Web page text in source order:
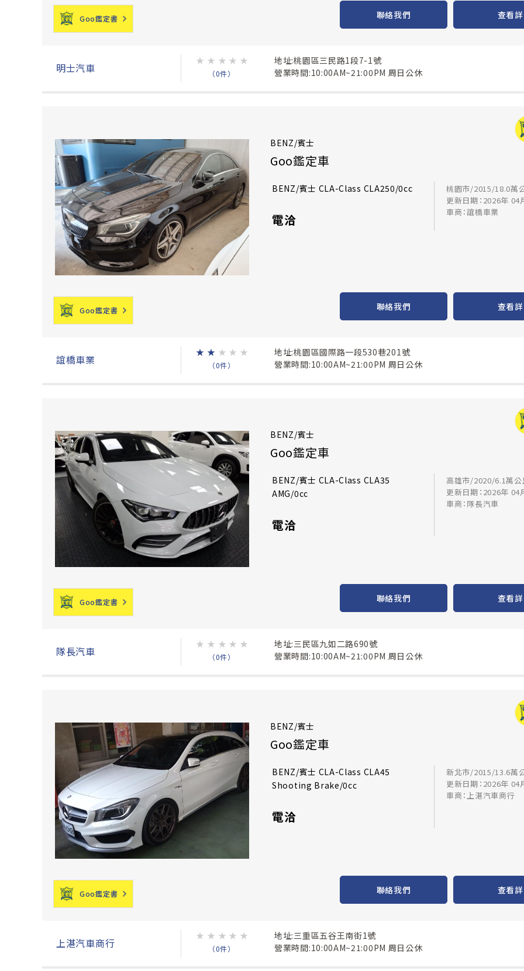
Goo鑑定書 聯絡我們 查看
明士汽車
★ ★ ★ ★ ★
（0件）
地址:桃園區三民路1段7-1號
營業時間:10:00AM~21:00PM 周日公休
BENZ/賓士
Goo鑑定車
BENZ/賓士 CLA-Class CLA250/0cc
電洽
桃園市/2015/18.0萬
更新日期：2026年 04
車商：誼橋車業
Goo鑑定書 聯絡我們 查看
誼橋車業
★ ★ ★ ★ ★
（0件）
地址:桃園區國際路一段530巷201號
營業時間:10:00AM~21:00PM 周日公休
BENZ/賓士
Goo鑑定車
BENZ/賓士 CLA-Class CLA35
AMG/0cc
電洽
高雄市/2020/6.1萬公
更新日期：2026年 04
車商：隊長汽車
Goo鑑定書 聯絡我們 查看
隊長汽車
★ ★ ★ ★ ★
（0件）
地址:三民區九如二路690號
營業時間:10:00AM~21:00PM 周日公休
BENZ/賓士
Goo鑑定車
BENZ/賓士 CLA-Class CLA45
Shooting Brake/0cc
電洽
新北市/2015/13.6萬
更新日期：2026年 04
車商：上湛汽車商行
Goo鑑定書 聯絡我們 查看
上湛汽車商行
★ ★ ★ ★ ★
（0件）
地址:三重區五谷王南街1號
營業時間:10:00AM~21:00PM 周日公休